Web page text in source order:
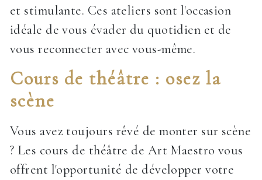
et stimulante. Ces ateliers sont l'occasion
idéale de vous évader du quotidien et de
vous reconnecter avec vous-même.
Cours de théâtre : osez la
scène
Vous avez toujours rêvé de monter sur scène
? Les cours de théâtre de Art Maestro vous
offrent l'opportunité de développer votre